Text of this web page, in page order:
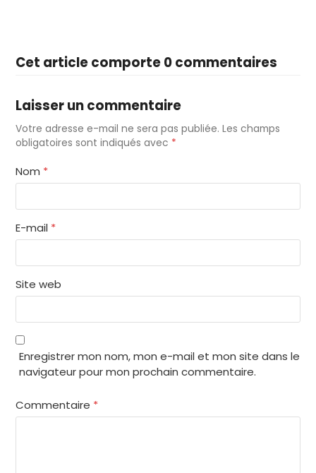
Cet article comporte 0 commentaires
Laisser un commentaire
Votre adresse e-mail ne sera pas publiée. Les champs
obligatoires sont indiqués avec *
Nom *
E-mail *
Site web
Enregistrer mon nom, mon e-mail et mon site dans le
navigateur pour mon prochain commentaire.
Commentaire *